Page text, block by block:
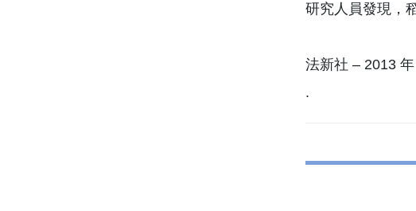
研究人員發現，
法新社 – 2013
.